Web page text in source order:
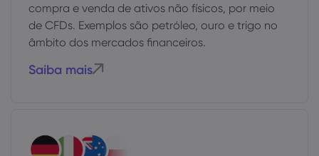
compra e venda de ativos não físicos, por meio
de CFDs. Exemplos são petróleo, ouro e trigo no
âmbito dos mercados financeiros.
Saiba mais